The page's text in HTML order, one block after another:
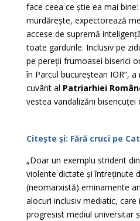
face ceea ce știe ea mai
murdărește, expectorează
accese de supremă
toate gardurile. Inclusiv pe
pe pereții frumoasei biserici
în Parcul bucureștean IOR”,
cuvânt al Patriarhiei
vestea vandalizării bisericuței
Citește și: Fără cruci pe
„Doar un exemplu strident
violente dictate și întreținute
(neomarxistă) eminamente
alocuri inclusiv mediatic,
progresist mediul universitar